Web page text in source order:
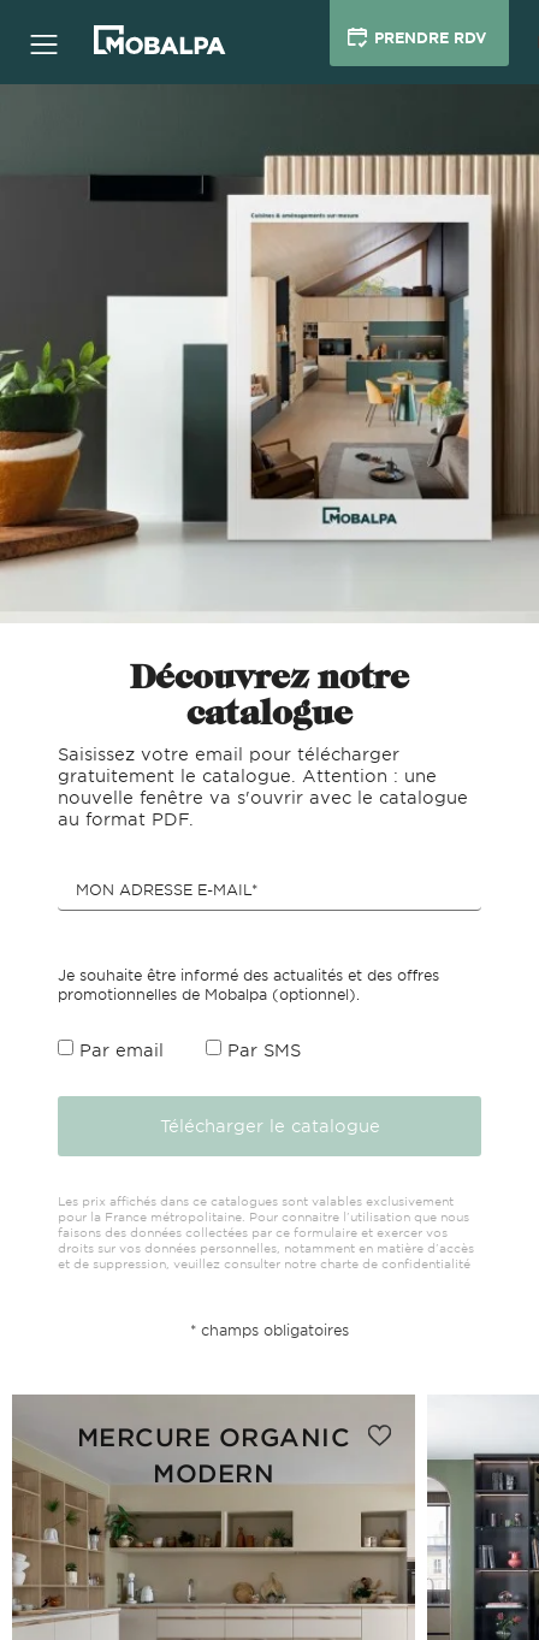
PRENDRE RDV
Découvrez notre
catalogue
Saisissez votre email pour télécharger
gratuitement le catalogue. Attention : une
nouvelle fenêtre va s'ouvrir avec le catalogue
au format PDF.
MON ADRESSE E-MAIL*
Je souhaite être informé des actualités et des offres
promotionnelles de Mobalpa (optionnel).
Par email Par SMS
Les prix affichés dans ce catalogues sont valables exclusivement
pour la France métropolitaine. Pour connaitre l'utilisation que nous
faisons des données collectées par ce formulaire et exercer vos
droits sur vos données personnelles, notamment en matière d'accès
et de suppression, veuillez consulter notre charte de confidentialité
* champs obligatoires
MERCURE ORGANIC
MODERN